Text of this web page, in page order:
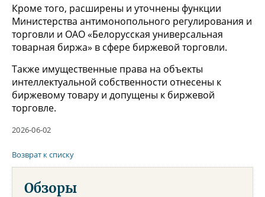
Кроме того, расширены и уточнены функции
Министерства антимонопольного регулирования и
торговли и ОАО «Белорусская универсальная
товарная биржа» в сфере биржевой торговли.
Также имущественные права на объекты
интеллектуальной собственности отнесены к
биржевому товару и допущены к биржевой
торговле.
2026-06-02
Возврат к списку
Обзоры